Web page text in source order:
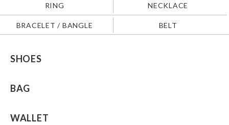
RING NECKLACE
BRACELET / BANGLE BELT
SHOES
BAG
WALLET